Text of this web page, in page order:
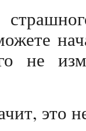
не
это